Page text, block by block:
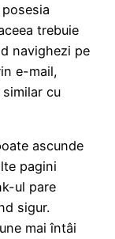
trebuie
navighezi pe
e-mail,
cu
ascunde
pagini
ul pare
sigur.
mai întâi